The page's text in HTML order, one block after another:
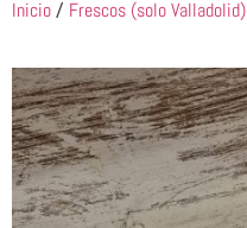
Inicio / Frescos (solo Valladolid)